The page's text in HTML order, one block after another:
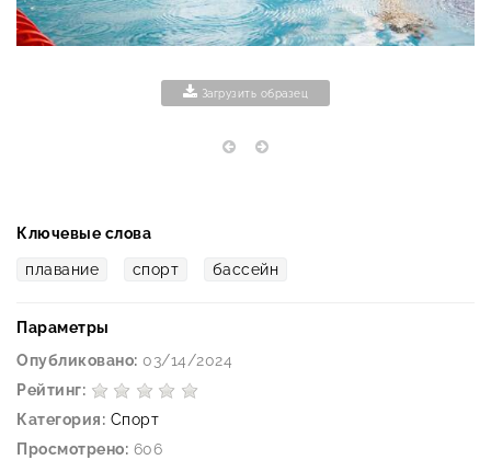
Загрузить образец
Ключевые слова
плавание спорт бассейн
Параметры
Опубликовано: 03/14/2024
Рейтинг:
Категория: Спорт
Просмотрено: 606